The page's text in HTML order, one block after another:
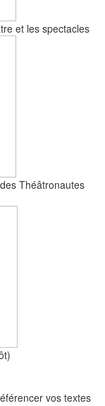
et les spectacles
Théâtronautes
vos textes